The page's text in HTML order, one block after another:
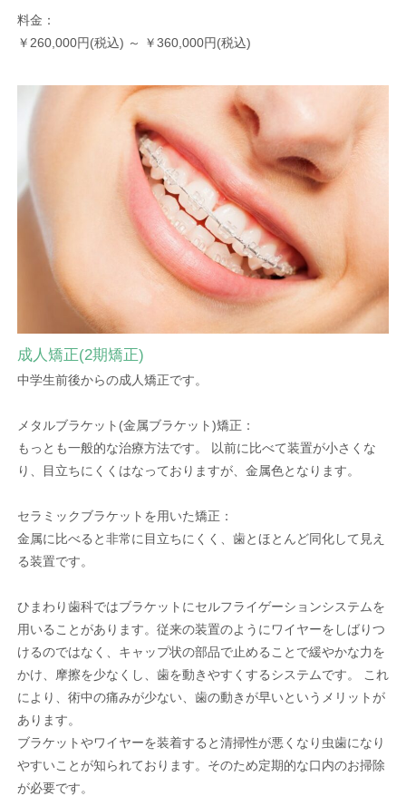
料金：
￥260,000円(税込) ～ ￥360,000円(税込)
成人矯正(2期矯正)
中学生前後からの成人矯正です。
メタルブラケット(金属ブラケット)矯正：
もっとも一般的な治療方法です。 以前に比べて装置が小さくな
り、目立ちにくくはなっておりますが、金属色となります。
セラミックブラケットを用いた矯正：
金属に比べると非常に目立ちにくく、歯とほとんど同化して見え
る装置です。
ひまわり歯科ではブラケットにセルフライゲーションシステムを
用いることがあります。従来の装置のようにワイヤーをしばりつ
けるのではなく、キャップ状の部品で止めることで緩やかな力を
かけ、摩擦を少なくし、歯を動きやすくするシステムです。 これ
により、術中の痛みが少ない、歯の動きが早いというメリットが
あります。
ブラケットやワイヤーを装着すると清掃性が悪くなり虫歯になり
やすいことが知られております。そのため定期的な口内のお掃除
が必要です。